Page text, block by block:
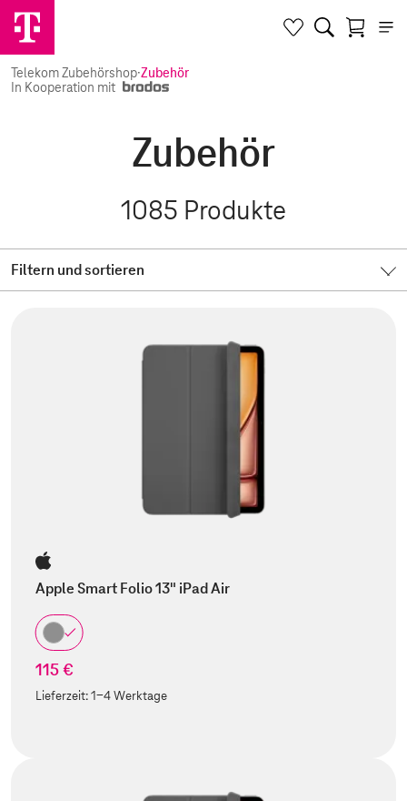
Telekom Zubehörshop·Zubehör
In Kooperation mit
Zubehör
1085 Produkte
Filtern und sortieren
Apple Smart Folio 13" iPad Air
115 €
Lieferzeit:1-4 Werktage